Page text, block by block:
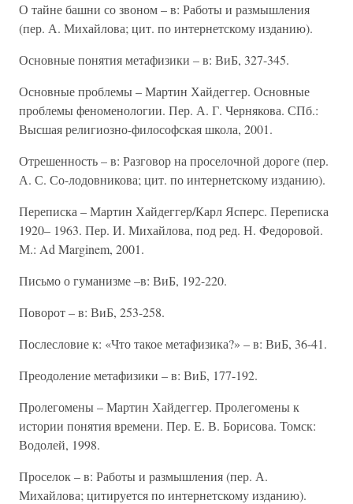
О тайне башни со звоном – в: Работы и размышления
(пер. А. Михайлова; цит. по интернетскому изданию).
Основные понятия метафизики – в: ВиБ, 327-345.
Основные проблемы – Мартин Хайдеггер. Основные
проблемы феноменологии. Пер. А. Г. Чернякова. СПб.:
Высшая религиозно-философская школа, 2001.
Отрешенность – в: Разговор на проселочной дороге (пер.
А. С. Со-лодовникова; цит. по интернетскому изданию).
Переписка – Мартин Хайдеггер/Карл Ясперс. Переписка
1920– 1963. Пер. И. Михайлова, под ред. Н. Федоровой.
М.: Ad Marginem, 2001.
Письмо о гуманизме –в: ВиБ, 192-220.
Поворот – в: ВиБ, 253-258.
Послесловие к: «Что такое метафизика?» – в: ВиБ, 36-41.
Преодоление метафизики – в: ВиБ, 177-192.
Пролегомены – Мартин Хайдеггер. Пролегомены к
истории понятия времени. Пер. Е. В. Борисова. Томск:
Водолей, 1998.
Проселок – в: Работы и размышления (пер. А.
Михайлова; цитируется по интернетскому изданию).